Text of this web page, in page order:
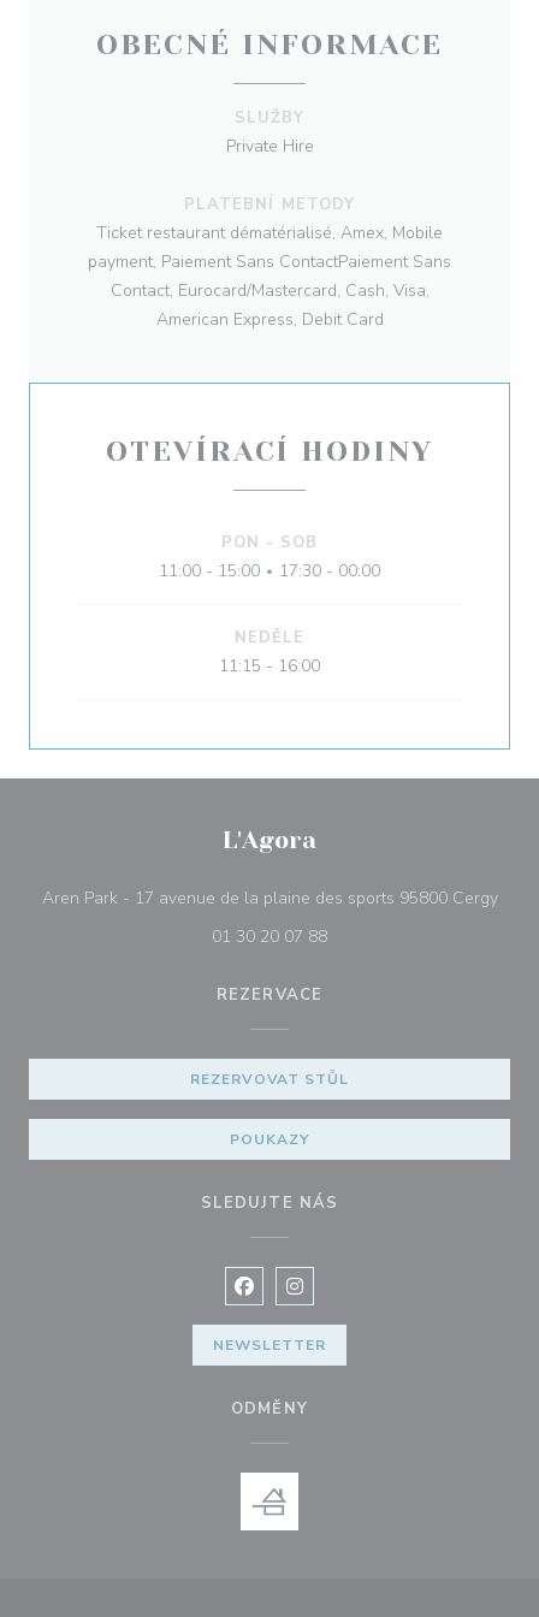
OBECNÉ INFORMACE
SLUŽBY
Private Hire
PLATEBNÍ METODY
Ticket restaurant dématérialisé, Amex, Mobile
payment, Paiement Sans ContactPaiement Sans
Contact, Eurocard/Mastercard, Cash, Visa,
American Express, Debit Card
OTEVÍRACÍ HODINY
PON - SOB
11:00 - 15:00 • 17:30 - 00:00
NEDĚLE
11:15 - 16:00
L'Agora
Aren Park - 17 avenue de la plaine des sports 95800 Cergy
01 30 20 07 88
REZERVACE
REZERVOVAT STŮL
POUKAZY
SLEDUJTE NÁS
Facebook ((otevře se v novém
Instagram ((otevře se v
NEWSLETTER
ODMĚNY